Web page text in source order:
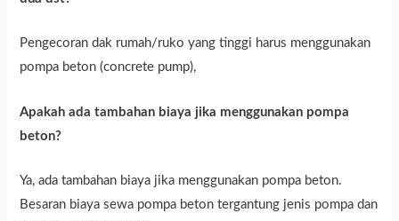
Pengecoran dak rumah/ruko yang tinggi harus menggunakan
pompa beton (concrete pump),
Apakah ada tambahan biaya jika menggunakan pompa
beton?
Ya, ada tambahan biaya jika menggunakan pompa beton.
Besaran biaya sewa pompa beton tergantung jenis pompa dan